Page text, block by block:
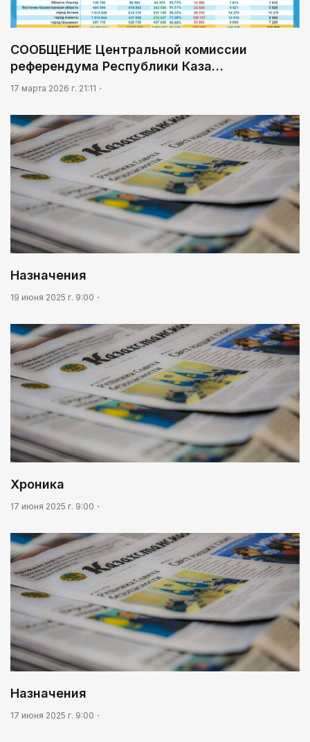
08:46
Почти 3 млрд тенге из возвращенных активов
выделили на водоснабжение сел в СКО
СООБЩЕНИЕ Центральной комиссии
референдума Республики Каза…
17 марта 2026 г. 21:11
Назначения
19 июня 2025 г. 9:00
Хроника
17 июня 2025 г. 9:00
Назначения
17 июня 2025 г. 9:00